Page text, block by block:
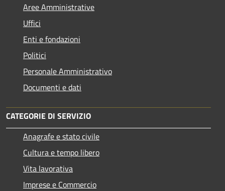
Aree Amministrative
Uffici
Enti e fondazioni
Politici
Personale Amministrativo
Documenti e dati
CATEGORIE DI SERVIZIO
Anagrafe e stato civile
Cultura e tempo libero
Vita lavorativa
Imprese e Commercio